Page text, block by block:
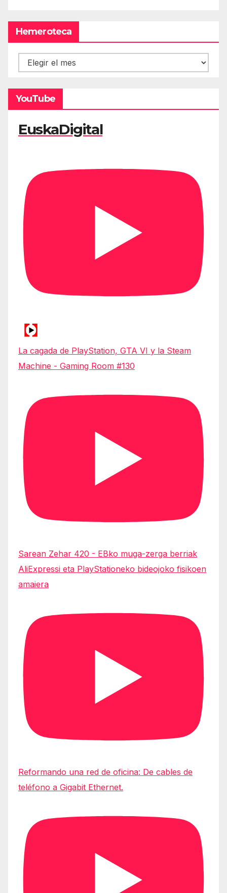
Hemeroteca
Hemeroteca
YouTube
EuskaDigital
La cagada de PlayStation, GTA VI y la Steam
Machine - Gaming Room #130
Sarean Zehar 420 - EBko muga-zerga berriak
AliExpressi eta PlayStationeko bideojoko fisikoen
amaiera
Reformando una red de oficina: De cables de
teléfono a Gigabit Ethernet.